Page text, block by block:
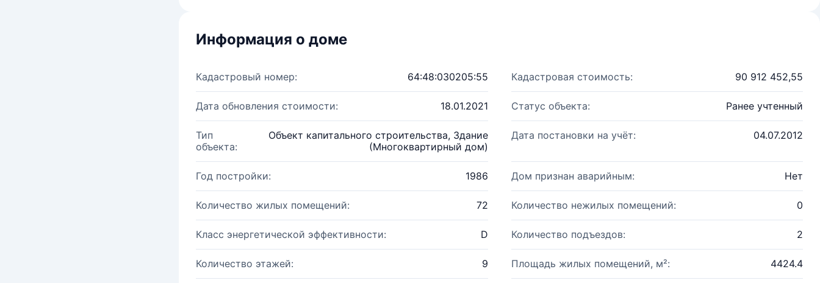
Информация о доме
Кадастровый номер: 64:48:030205:55 Кадастровая стоимость: 90 912 452,55
Дата обновления стоимости: 18.01.2021 Статус объекта: Ранее учтенный
Тип
объекта:
Объект капитального строительства, Здание
(Многоквартирный дом)
Дата постановки на учёт: 04.07.2012
Год постройки: 1986 Дом признан аварийным: Нет
Количество жилых помещений: 72 Количество нежилых помещений: 0
Класс энергетической эффективности: D Количество подъездов: 2
Количество этажей: 9 Площадь жилых помещений, м²: 4424.4